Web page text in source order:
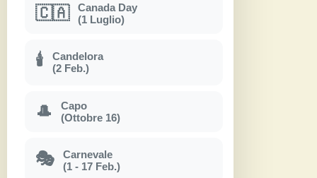
🇨🇦
Canada Day
(1 Luglio)
🕯
Candelora
(2 Feb.)
🎩
Capo
(Ottobre 16)
🎭
Carnevale
(1 - 17 Feb.)